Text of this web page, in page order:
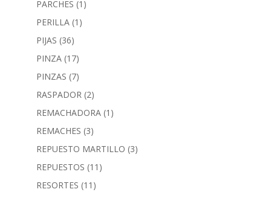
PARCHES (1)
PERILLA (1)
PIJAS (36)
PINZA (17)
PINZAS (7)
RASPADOR (2)
REMACHADORA (1)
REMACHES (3)
REPUESTO MARTILLO (3)
REPUESTOS (11)
RESORTES (11)